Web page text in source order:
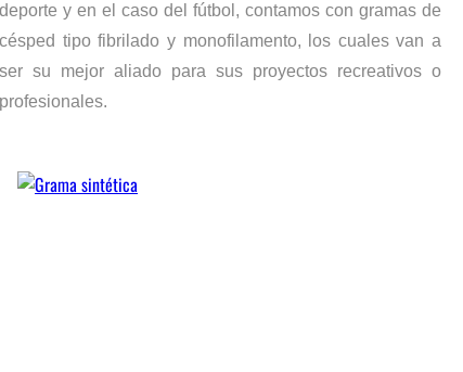
deporte y en el caso del fútbol, contamos con gramas de
césped tipo fibrilado y monofilamento, los cuales van a
ser su mejor aliado para sus proyectos recreativos o
profesionales.